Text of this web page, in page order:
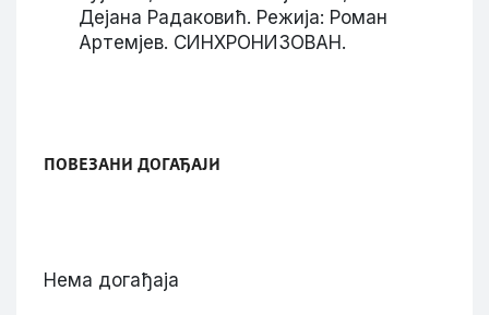
Дејана Радаковић. Режија: Роман
Артемјев. СИНХРОНИЗОВАН.
ПОВЕЗАНИ ДОГАЂАЈИ
Нема догађаја